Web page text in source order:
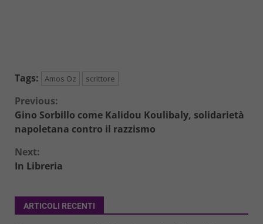
Tags: Amos Oz scrittore
Continue
Reading
Previous:
Gino Sorbillo come Kalidou Koulibaly, solidarietà
napoletana contro il razzismo
Next:
In Libreria
ARTICOLI RECENTI